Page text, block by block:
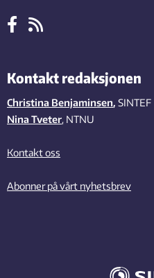
Kontakt redaksjonen
Christina Benjaminsen, SINTEF
Nina Tveter, NTNU
Kontakt oss
Abonner på vårt nyhetsbrev